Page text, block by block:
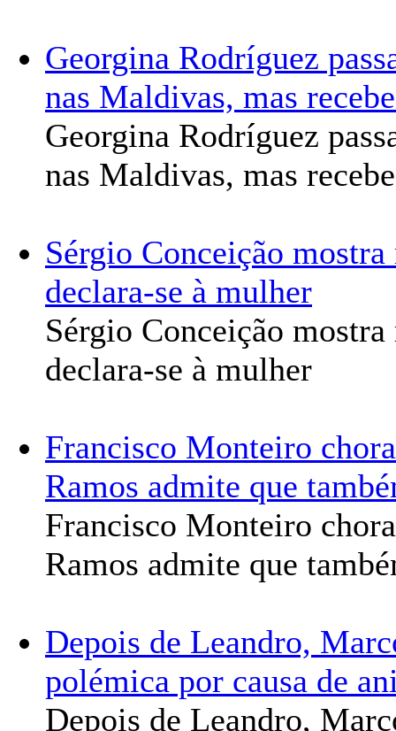
Georgina Rodríguez
nas Maldivas, mas
Georgina Rodríguez
nas Maldivas, mas
Sérgio Conceição
declara-se à mulher
Sérgio Conceição
declara-se à mulher
Francisco Monteiro
Ramos admite que
Francisco Monteiro
Ramos admite que
Depois de Leandro,
polémica por causa de
Depois de Leandro,